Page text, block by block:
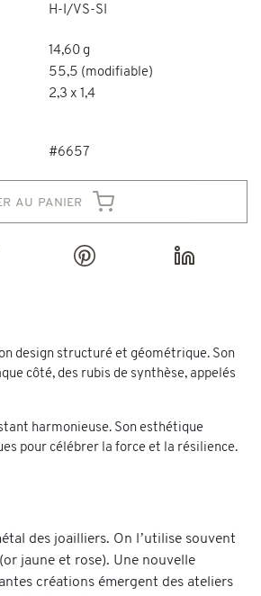
H-I/VS-SI
14,60 g
55,5 (modifiable)
2,3 x 1,4
#6657
au panier
design structuré et géométrique. Son
côté, des rubis de synthèse, appelés
harmonieuse. Son esthétique
pour célébrer la force et la résilience.
des joailliers. On l’utilise souvent
jaune et rose). Une nouvelle
créations émergent des ateliers